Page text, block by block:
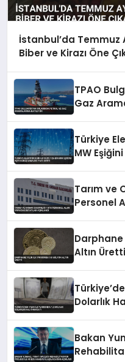
İstanbul’da Temmuz
Biber ve Kirazı Öne
TPAO
Gaz
Türkiye
MW
Tarım ve
Personel
Darphane
Altın Üretti
Dolarlık
Bakan